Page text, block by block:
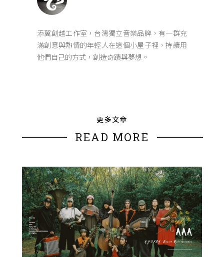
添翼創越工作室，台灣獨立音樂品牌，有一群充
滿創意與熱情的年輕人在這個小屋子裡，持續用
他們自己的方式，創造奇蹟與夢想。
更多文章
READ MORE